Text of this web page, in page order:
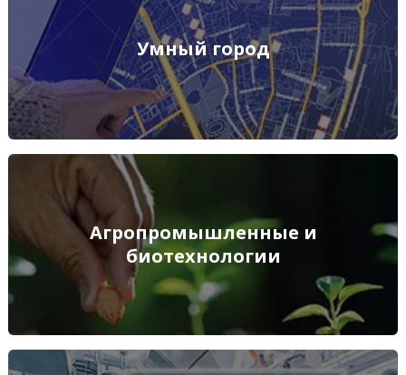
Умный город
Умный город
ПОДРОБНЕЕ
Агропромышленные и
биотехнологии
Агропромышленные и биотехнологии
ПОДРОБНЕЕ